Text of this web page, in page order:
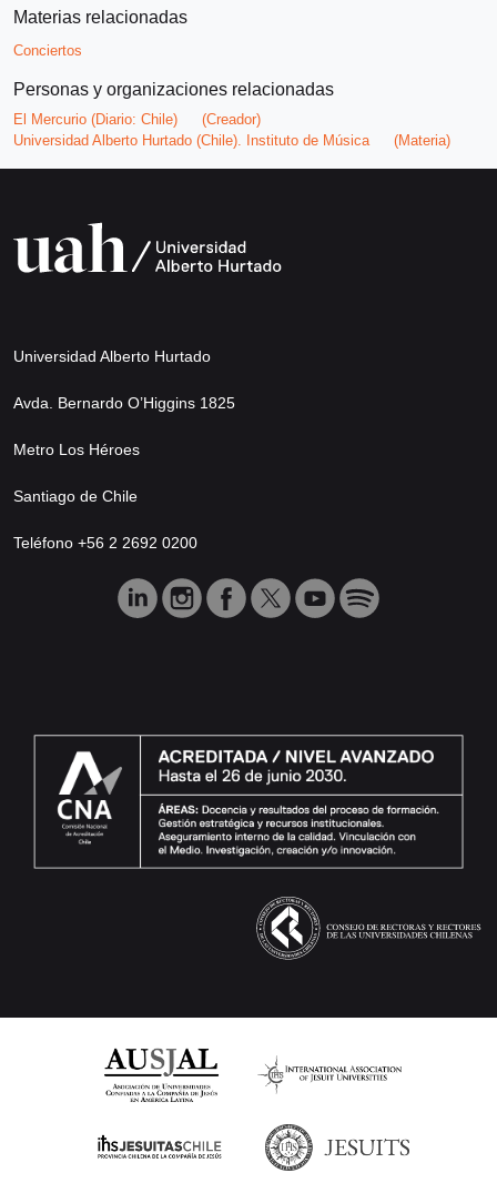
Materias relacionadas
Conciertos
Personas y organizaciones relacionadas
El Mercurio (Diario: Chile)
(Creador)
Universidad Alberto Hurtado (Chile). Instituto de Música
(Materia)
Universidad Alberto Hurtado
Avda. Bernardo O’Higgins 1825
Metro Los Héroes
Santiago de Chile
Teléfono +56 2 2692 0200